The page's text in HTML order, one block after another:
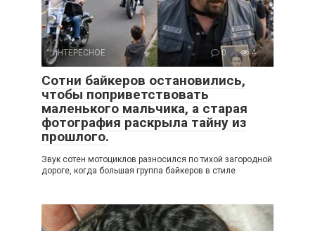
ИНТЕРЕСНОЕ 0 4
Сотни байкеров остановились,
чтобы поприветствовать
маленького мальчика, а старая
фотография раскрыла тайну из
прошлого.
Звук сотен мотоциклов разносился по тихой загородной
дороге, когда большая группа байкеров в стиле